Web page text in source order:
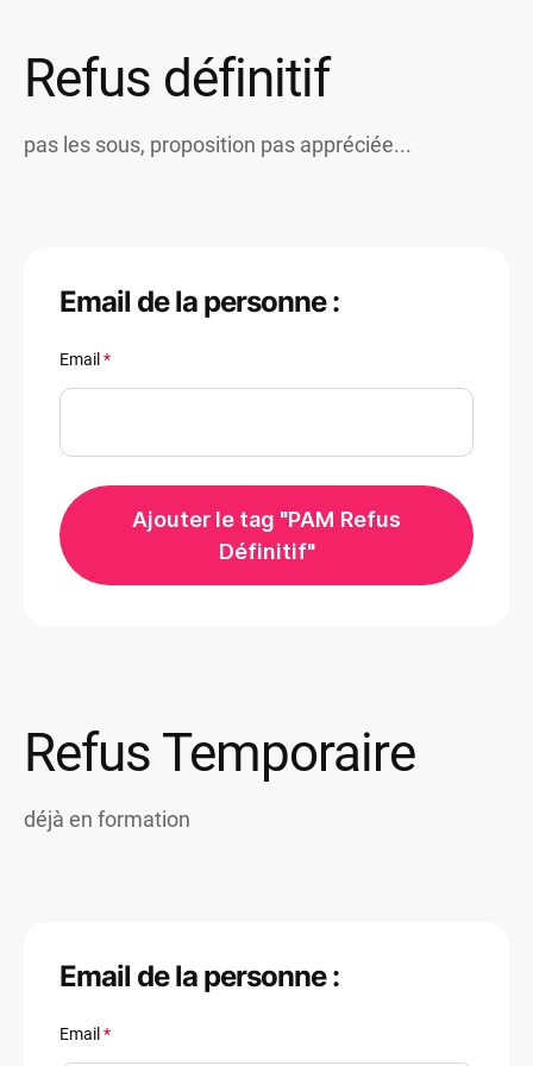
Refus définitif
pas les sous, proposition pas appréciée...
Email de la personne :
Email *
Ajouter le tag "PAM Refus
Définitif"
Refus Temporaire
déjà en formation
Email de la personne :
Email *